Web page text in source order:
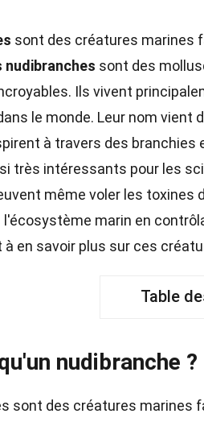
sont des créatures marines
nudibranches sont des
Ils vivent
le monde. Leur nom vient
à travers des branchies
très intéressants pour les
même voler les toxines
l'écosystème marin en
à en savoir plus sur ces
Table
nudibranche ?
sont des créatures marines